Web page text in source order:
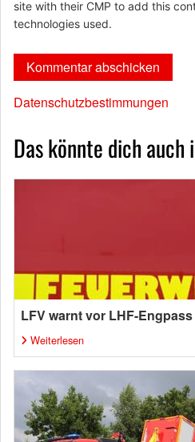
site with their CMP to add this
technologies used.
Datenschutzbestimmungen
Das könnte dich auch
LFV warnt vor LHF-
Weiterlesen